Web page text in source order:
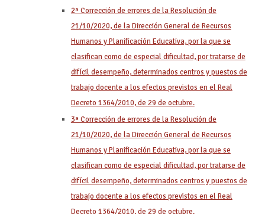
2ª Corrección de errores de la Resolución de
21/10/2020, de la Dirección General de Recursos
Humanos y Planificación Educativa, por la que se
clasifican como de especial dificultad, por tratarse de
difícil desempeño, determinados centros y puestos de
trabajo docente a los efectos previstos en el Real
Decreto 1364/2010, de 29 de octubre.
3ª Corrección de errores de la Resolución de
21/10/2020, de la Dirección General de Recursos
Humanos y Planificación Educativa, por la que se
clasifican como de especial dificultad, por tratarse de
difícil desempeño, determinados centros y puestos de
trabajo docente a los efectos previstos en el Real
Decreto 1364/2010, de 29 de octubre.